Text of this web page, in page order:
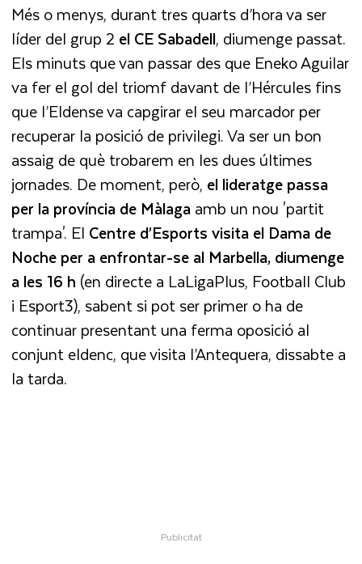
Més o menys, durant tres quarts d’hora va ser
líder del grup 2 el CE Sabadell, diumenge passat.
Els minuts que van passar des que Eneko Aguilar
va fer el gol del triomf davant de l’Hércules fins
que l’Eldense va capgirar el seu marcador per
recuperar la posició de privilegi. Va ser un bon
assaig de què trobarem en les dues últimes
jornades. De moment, però, el lideratge passa
per la província de Màlagaamb un nou 'partit
trampa'. El Centre d’Esports visita el Dama de
Noche per a enfrontar-se al Marbella, diumenge
a les 16 h (en directe a LaLigaPlus, Football Club
i Esport3), sabent si pot ser primer o ha de
continuar presentant una ferma oposició al
conjunt eldenc, que visita l’Antequera, dissabte a
la tarda.